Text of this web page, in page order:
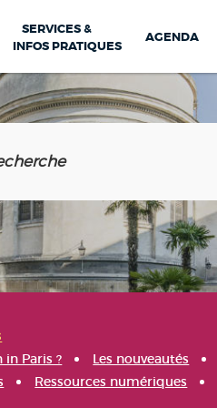
SERVICES &
INFOS PRATIQUES
AGENDA
in Paris ? Les nouveautés
Ressources numériques